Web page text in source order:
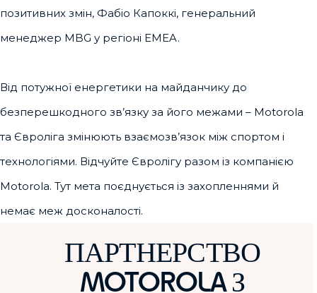
позитивних змін, Фабіо Капоккі, генеральний
менеджер MBG у регіоні EMEA.
Від потужної енергетики на майданчику до
безперешкодного зв’язку за його межами – Motorola
та Євроліга змінюють взаємозв’язок між спортом і
технологіями. Відчуйте Євролігу разом із компанією
Motorola. Тут мета поєднується із захопленнями й
немає меж досконалості.
ПАРТНЕРСТВО
MOTOROLA З